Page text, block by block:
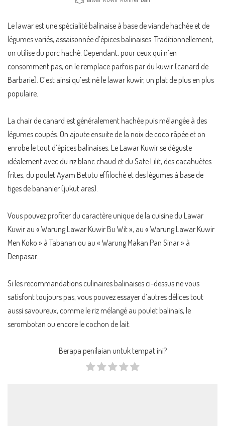
Le lawar est une spécialité balinaise à base de viande hachée et de
légumes variés, assaisonnée d’épices balinaises. Traditionnellement,
on utilise du porc haché. Cependant, pour ceux qui n’en
consomment pas, on le remplace parfois par du kuwir (canard de
Barbarie). C’est ainsi qu’est né le lawar kuwir, un plat de plus en plus
populaire.
La chair de canard est généralement hachée puis mélangée à des
légumes coupés. On ajoute ensuite de la noix de coco râpée et on
enrobe le tout d’épices balinaises. Le Lawar Kuwir se déguste
idéalement avec du riz blanc chaud et du Sate Lilit, des cacahuètes
frites, du poulet Ayam Betutu effiloché et des légumes à base de
tiges de bananier (jukut ares).
Vous pouvez profiter du caractère unique de la cuisine du Lawar
Kuwir au « Warung Lawar Kuwir Bu Wit », au « Warung Lawar Kuwir
Men Koko » à Tabanan ou au « Warung Makan Pan Sinar » à
Denpasar.
Si les recommandations culinaires balinaises ci-dessus ne vous
satisfont toujours pas, vous pouvez essayer d’autres délices tout
aussi savoureux, comme le riz mélangé au poulet balinais, le
serombotan ou encore le cochon de lait.
Berapa penilaian untuk tempat ini?